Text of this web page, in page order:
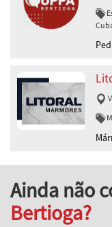
Ainda não
Bertioga?